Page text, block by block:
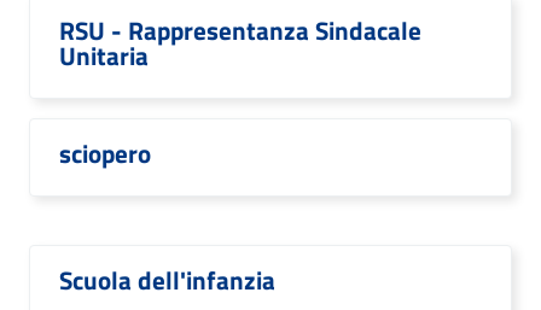
RSU - Rappresentanza Sindacale
Unitaria
sciopero
Scuola dell'infanzia